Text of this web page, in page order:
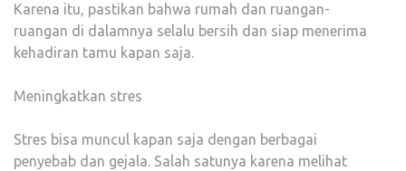
Karena itu, pastikan bahwa rumah dan ruangan-
ruangan di dalamnya selalu bersih dan siap menerima
kehadiran tamu kapan saja.
Meningkatkan stres
Stres bisa muncul kapan saja dengan berbagai
penyebab dan gejala. Salah satunya karena melihat